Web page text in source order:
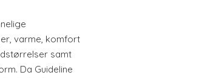
varme, komfort
samt
Da Guideline